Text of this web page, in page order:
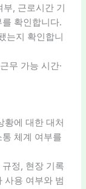
, 근로시간 기
확인합니다.
는지 확인합니
무 가능 시간·
황에 대한 대처
체계 여부를
정, 현장 기록
사용 여부와 범